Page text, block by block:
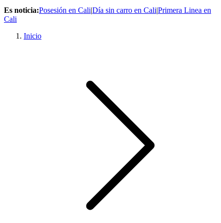
Es noticia:Posesión en Cali|Día sin carro en Cali|Primera Linea en
Cali
Inicio